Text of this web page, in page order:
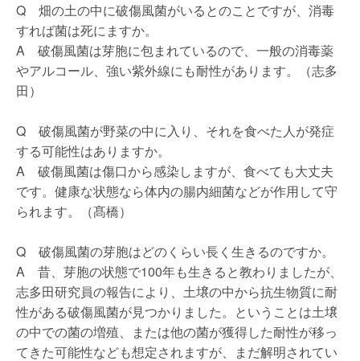
Q 畑の土の中に破傷風菌がいるとのことですが、消毒
すれば菌は死にますか。
A 破傷風菌は芽胞に包まれているので、一般の消毒薬
やアルコール、強い紫外線にも耐性があります。（志多
田）
Q 破傷風菌が野菜の中に入り、それを食べた人が発症
する可能性はありますか。
A 破傷風菌は傷口から感染しますが、食べても大丈夫
です。健康な状態なら体内の腸内細菌などが作用して守
られます。（髙橋）
Q 破傷風菌の芽胞はどのくらい長く生きるのですか。
A 昔、芽胞の状態で100年も生きると教わりましたが、
志多田研究員の報告により、土壌の中から抗生物質に耐
性がある破傷風菌が見つかりました。ということは土壌
の中での菌の増殖、または他の菌が獲得した耐性が移っ
てきた可能性なども想定されますが、まだ解明されてい